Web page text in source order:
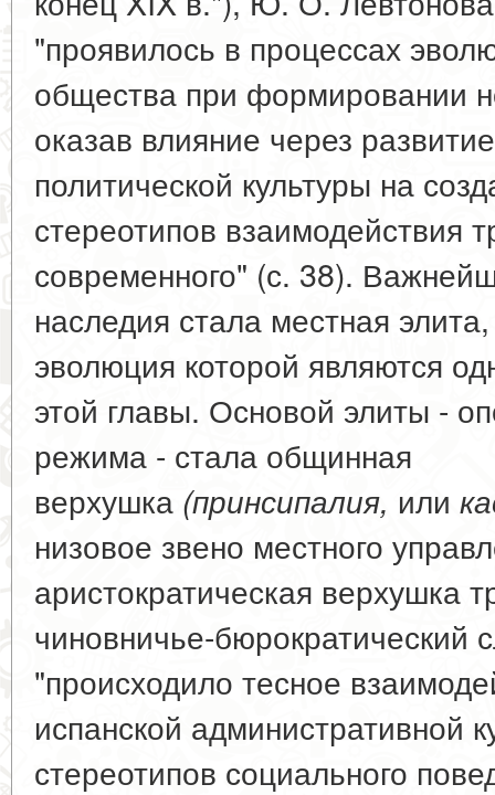
"проявилось в процессах
общества при формировании
оказав влияние через
политической культуры на
стереотипов взаимодействия
современного" (с. 38).
наследия стала местная
эволюция которой являются
этой главы. Основой элиты -
режима - стала общинная
верхушка (принсипалия, или
низовое звено местного
аристократическая верхушка
чиновничье-бюрократический
"происходило тесное
испанской административной
стереотипов социального